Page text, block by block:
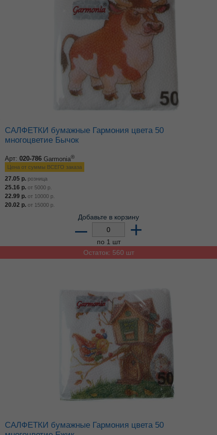
САЛФЕТКИ бумажные Гармония цвета 50
многоцветие Бычок
Арт: 020-786 Garmonia®
Цена от суммы ВСЕГО заказа
27.05 р. розница
25.16 р. от 5000 р.
22.99 р. от 10000 р.
20.02 р. от 15000 р.
Добавьте в корзину
– +
по 1 шт
Остаток: 560 шт
САЛФЕТКИ бумажные Гармония цвета 50